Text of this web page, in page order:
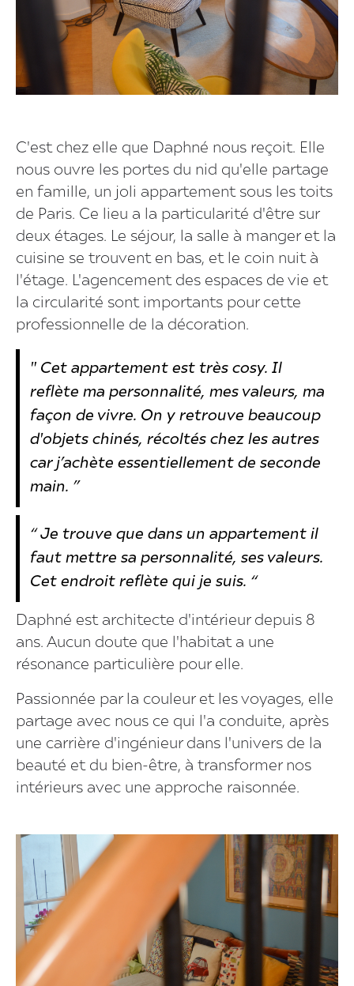
C'est chez elle que Daphné nous reçoit. Elle
nous ouvre les portes du nid qu'elle partage
en famille, un joli appartement sous les toits
de Paris. Ce lieu a la particularité d'être sur
deux étages. Le séjour, la salle à manger et la
cuisine se trouvent en bas, et le coin nuit à
l'étage. L'agencement des espaces de vie et
la circularité sont importants pour cette
professionnelle de la décoration.
" Cet appartement est très cosy. Il
reflète ma personnalité, mes valeurs, ma
façon de vivre. On y retrouve beaucoup
d'objets chinés, récoltés chez les autres
car j’achète essentiellement de seconde
main. ”
“ Je trouve que dans un appartement il
faut mettre sa personnalité, ses valeurs.
Cet endroit reflète qui je suis. “
Daphné est architecte d'intérieur depuis 8
ans. Aucun doute que l'habitat a une
résonance particulière pour elle.
Passionnée par la couleur et les voyages, elle
partage avec nous ce qui l'a conduite, après
une carrière d'ingénieur dans l'univers de la
beauté et du bien-être, à transformer nos
intérieurs avec une approche raisonnée.